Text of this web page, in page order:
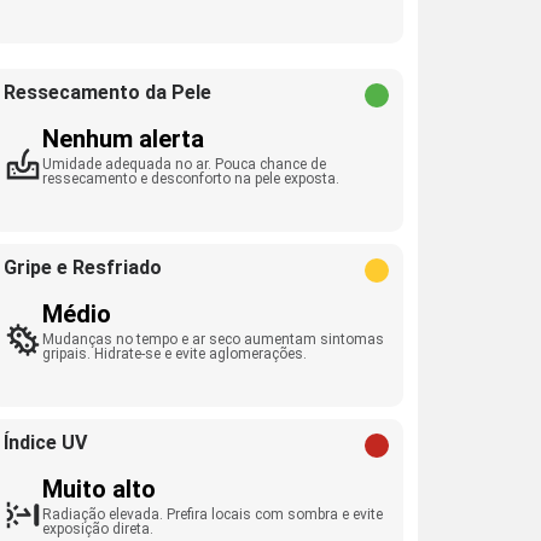
Ressecamento da Pele
Nenhum alerta
Umidade adequada no ar. Pouca chance de
ressecamento e desconforto na pele exposta.
Gripe e Resfriado
Médio
Mudanças no tempo e ar seco aumentam sintomas
gripais. Hidrate-se e evite aglomerações.
Índice UV
Muito alto
Radiação elevada. Prefira locais com sombra e evite
exposição direta.